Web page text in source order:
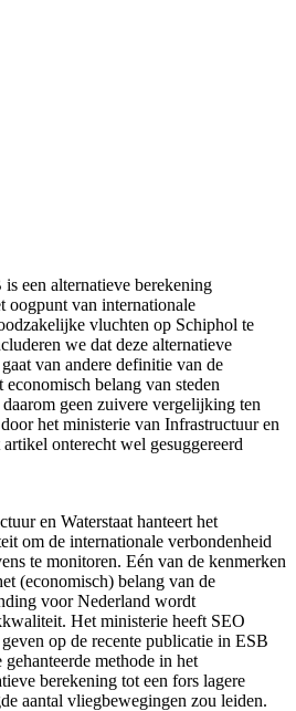
een alternatieve berekening
oogpunt van internationale
vluchten op Schiphol te
we dat deze alternatieve
van andere definitie van de
belang van steden
geen zuivere vergelijking ten
het ministerie van Infrastructuur en
onterecht wel gesuggereerd
en Waterstaat hanteert het
om de internationale verbondenheid
te monitoren. Eén van de kenmerken
(economisch) belang van de
voor Nederland wordt
Het ministerie heeft SEO
op de recente publicatie in ESB
methode in het
berekening tot een fors lagere
aantal vliegbewegingen zou leiden.